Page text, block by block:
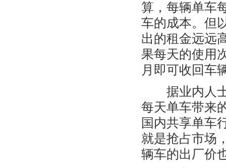
算，每辆单车
车的成本。但
出的租金远远
果每天的使用
月即可收回车
据业内人士
每天单车带来
国内共享单车
就是抢占市场
辆车的出厂价